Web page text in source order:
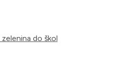
do škol